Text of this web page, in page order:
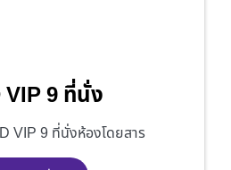
VIP 9 ที่นั่ง
VIP 9 ที่นั่งห้องโดยสาร